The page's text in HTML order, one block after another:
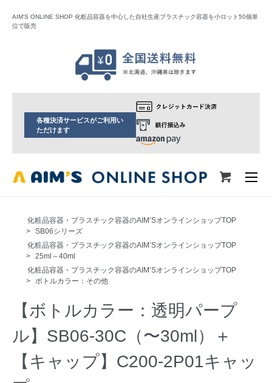
AIM'S ONLINE SHOP 化粧品容器を中心した自社生産プラスチック容器を小ロット50個単
位で販売
各種決済サービスがご利用い
ただけます
化粧品容器・プラスチック容器のAIM’SオンラインショップTOP
> SB06シリーズ
化粧品容器・プラスチック容器のAIM’SオンラインショップTOP
> 25ml～40ml
化粧品容器・プラスチック容器のAIM’SオンラインショップTOP
> ボトルカラー：その他
【ボトルカラー：透明パープ
ル】SB06-30C（〜30ml）＋
【キャップ】C200-2P01キャッ